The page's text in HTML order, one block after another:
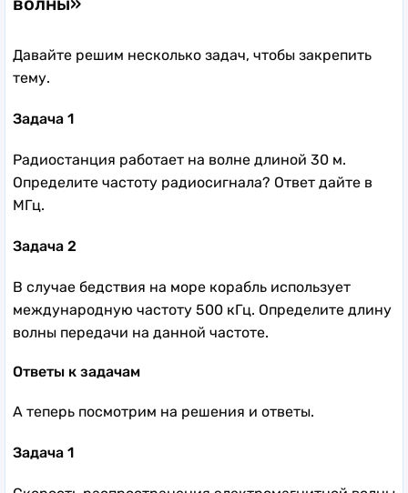
Давайте решим несколько задач, чтобы закрепить
тему.
Задача 1
Радиостанция работает на волне длиной 30 м.
Определите частоту радиосигнала? Ответ дайте в
МГц.
Задача 2
В случае бедствия на море корабль использует
международную частоту 500 кГц. Определите длину
волны передачи на данной частоте.
Ответы к задачам
А теперь посмотрим на решения и ответы.
Задача 1